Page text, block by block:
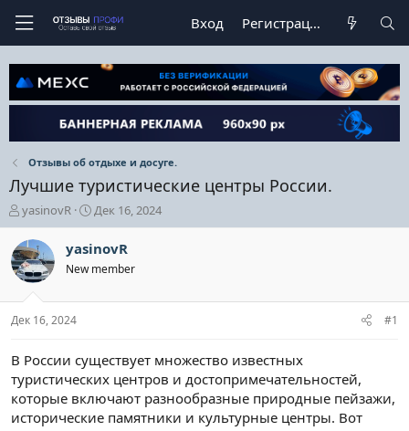
Вход Регистрация
Отзывы об отдыхе и досуге.
Лучшие туристические центры России.
А
в
т
о
р
е
м
yasinovR
Д
а
а
н
ч
а
Дек 16, 2024
yasinovR
New member
Дек 16, 2024 #1
В России существует множество известных
туристических центров и достопримечательностей,
которые включают разнообразные природные пейзажи,
исторические памятники и культурные центры. Вот